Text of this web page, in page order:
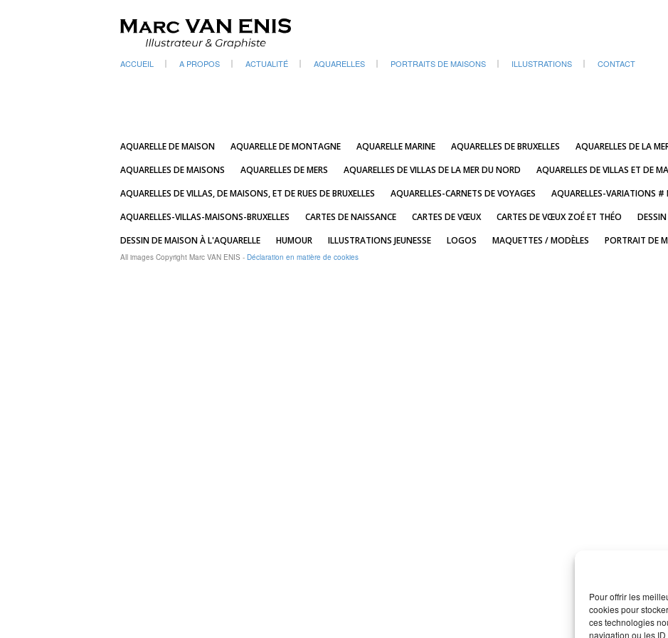
Pour offrir les
cookies pour
ces technologies
navigation ou les
ACCUEIL A PROPOS ACTUALITÉ AQUARELLES PORTRAITS DE MAISONS ILLUSTRATIONS CONTACT
AQUARELLE DE MAISON AQUARELLE DE MONTAGNE AQUARELLE MARINE AQUARELLES DE BRUXELLES
AQUARELLES DE LA
AQUARELLES DE MAISONS
AQUARELLES DE MERS AQUARELLES DE VILLAS DE LA MER DU NORD
AQUARELLES DE VILLAS ET DE
AQUARELLES DE VILLAS, DE MAISONS, ET DE RUES DE BRUXELLES
AQUARELLES-CARNETS DE VOYAGES
AQUARELLES-VARIATIONS #
AQUARELLES-VILLAS-MAISONS-BRUXELLES
CARTES DE NAISSANCE CARTES DE VŒUX CARTES DE VŒUX ZOÉ ET THÉO
DESSIN DE MAISON À L'AQUARELLE
HUMOUR ILLUSTRATIONS JEUNESSE LOGOS MAQUETTES / MODÈLES PORTRAIT DE
All images Copyright Marc VAN ENIS - Déclaration en matière de cookies